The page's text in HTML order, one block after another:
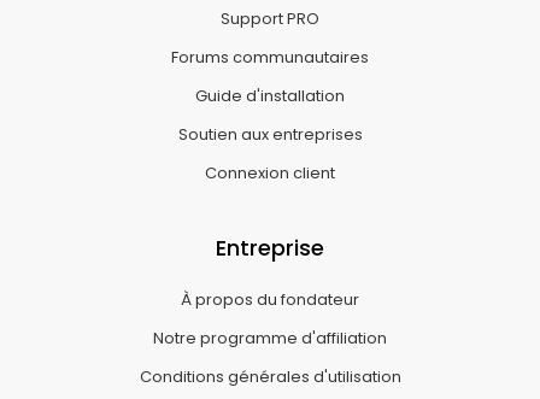
Support PRO
Forums communautaires
Guide d'installation
Soutien aux entreprises
Connexion client
Entreprise
À propos du fondateur
Notre programme d'affiliation
Conditions générales d'utilisation